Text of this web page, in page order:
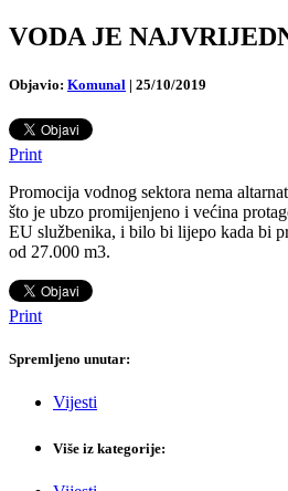
VODA JE
Objavio: Komunal | 25/10/2019
Print
Promocija vodnog sektora nema
što je ubzo promijenjeno i većina
EU službenika, i bilo bi lijepo kada bi
od 27.000 m3.
Print
Spremljeno unutar:
Vijesti
Više iz kategorije: